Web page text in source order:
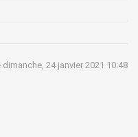
24 janvier 2021 10:48